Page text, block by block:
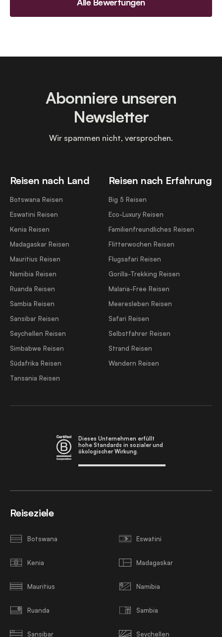
Reisen nach Land
Botswana Reisen
Eswatini Reisen
Kenia Reisen
Madagaskar Reisen
Mauritius Reisen
Namibia Reisen
Ruanda Reisen
Sambia Reisen
Sansibar Reisen
Seychellen Reisen
Simbabwe Reisen
Südafrika Reisen
Tansania Reisen
Reisen nach Erfahrung
Big 5 Reisen
Eco-Luxury Reisen
Familienfreundliches Reisen
Flitterwochen Reisen
Flugsafari Reisen
Gorilla-Trekking Reisen
Malaria-Free Reisen
Meeresleben Reisen
Safari Reisen
Selbstfahrer Reisen
Strand Reisen
Wandern Reisen
Abonniere unseren
Newsletter
Wir spammen nicht, versprochen.
Dieses Unternehmen erfüllt
hohe Standards in sozialer und
ökologischer Wirkung.
Reiseziele
Botswana Eswatini
Kenia Madagaskar
Mauritius Namibia
Ruanda Sambia
Sansibar Seychellen